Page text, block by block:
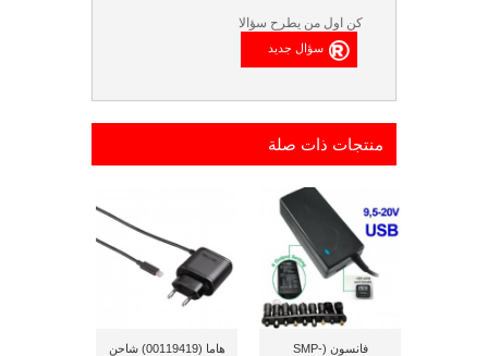
كن اول من يطرح سؤالا
منتجات ذات صلة
فانسون (SMP-
هاما (00119419) شاحن